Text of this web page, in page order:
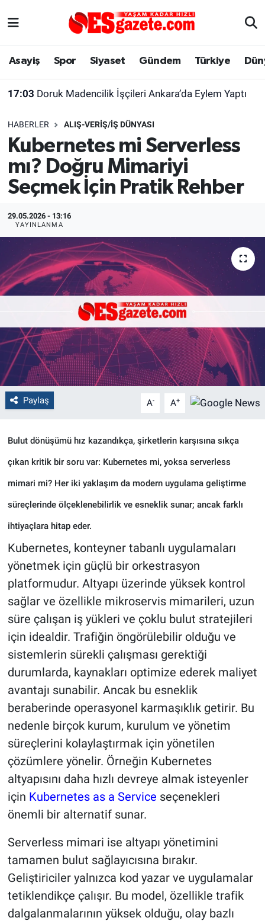
Asayiş Spor Siyaset Gündem Türkiye
17:03 Doruk Madencilik İşçileri Ankara’da Eylem Yaptı
HABERLER ALIŞ-VERIŞ/İŞ DÜNYASI
Kubernetes mi Serverless
mı? Doğru Mimariyi
Seçmek İçin Pratik Rehber
29.05.2026 - 13:16
YAYINLANMA
Paylaş A- A+
Bulut dönüşümü hız kazandıkça, şirketlerin karşısına sıkça
çıkan kritik bir soru var: Kubernetes mi, yoksa serverless
mimari mi? Her iki yaklaşım da modern uygulama geliştirme
süreçlerinde ölçeklenebilirlik ve esneklik sunar; ancak farklı
ihtiyaçlara hitap eder.
Kubernetes, konteyner tabanlı uygulamaları
yönetmek için güçlü bir orkestrasyon
platformudur. Altyapı üzerinde yüksek kontrol
sağlar ve özellikle mikroservis mimarileri, uzun
süre çalışan iş yükleri ve çoklu bulut stratejileri
için idealdir. Trafiğin öngörülebilir olduğu ve
sistemlerin sürekli çalışması gerektiği
durumlarda, kaynakları optimize ederek maliyet
avantajı sunabilir. Ancak bu esneklik
beraberinde operasyonel karmaşıklık getirir. Bu
nedenle birçok kurum, kurulum ve yönetim
süreçlerini kolaylaştırmak için yönetilen
çözümlere yönelir. Örneğin Kubernetes
altyapısını daha hızlı devreye almak isteyenler
için Kubernetes as a Service seçenekleri
önemli bir alternatif sunar.
Serverless mimari ise altyapı yönetimini
tamamen bulut sağlayıcısına bırakır.
Geliştiriciler yalnızca kod yazar ve uygulamalar
tetiklendikçe çalışır. Bu model, özellikle trafik
dalgalanmalarının yüksek olduğu, olay bazlı
Asayiş
Gündem
Türkiye
Dünya
Sağlık
Alış-Veriş/İş dünyası
Yaşam
Eskişehirspor Arşivi
Eskişehir Arşivi
Röportaj
Ekonomi
Kültür Sanat
Politika
Kütahya
Gezi
Genel
Çevre
Yerel
Magazin
Bilim ve Teknoloji
Eskişehir Nöbetçi Eczaneler
Süper Lig Puan Durumu ve Fikstür
Tüm Manşetler
Son Dakika Haberleri
Haber Arşivi